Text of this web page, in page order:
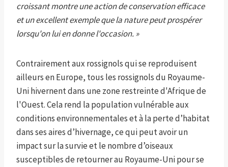
croissant montre une action de conservation efficace
et un excellent exemple que la nature peut prospérer
lorsqu'on lui en donne l'occasion. »
Contrairement aux rossignols qui se reproduisent
ailleurs en Europe, tous les rossignols du Royaume-
Uni hivernent dans une zone restreinte d'Afrique de
l'Ouest. Cela rend la population vulnérable aux
conditions environnementales et à la perte d’habitat
dans ses aires d’hivernage, ce qui peut avoir un
impact sur la survie et le nombre d’oiseaux
susceptibles de retourner au Royaume-Uni pour se